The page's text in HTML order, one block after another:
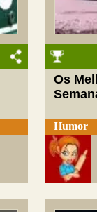
Os
Humor